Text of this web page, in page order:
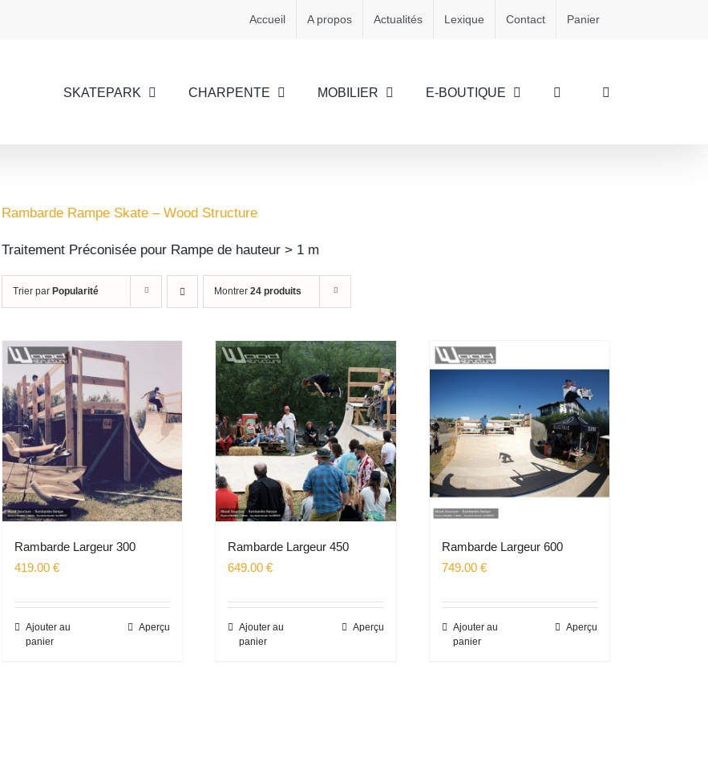
Accueil A propos Actualités Lexique Contact Panier
SKATEPARK CHARPENTE MOBILIER E-BOUTIQUE
Rambarde Rampe Skate – Wood Structure
Traitement Préconisée pour Rampe de hauteur > 1 m
Trier par Popularité Montrer 24 produits
Rambarde Largeur 300
419.00 €
Ajouter au
panier
Aperçu
Rambarde Largeur 450
649.00€
Ajouter au
panier
Aperçu
Rambarde Largeur 600
749.00 €
Ajouter au
panier
Aperçu